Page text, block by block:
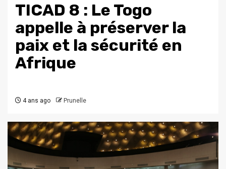
TICAD 8 : Le Togo
appelle à préserver la
paix et la sécurité en
Afrique
4 ans ago Prunelle